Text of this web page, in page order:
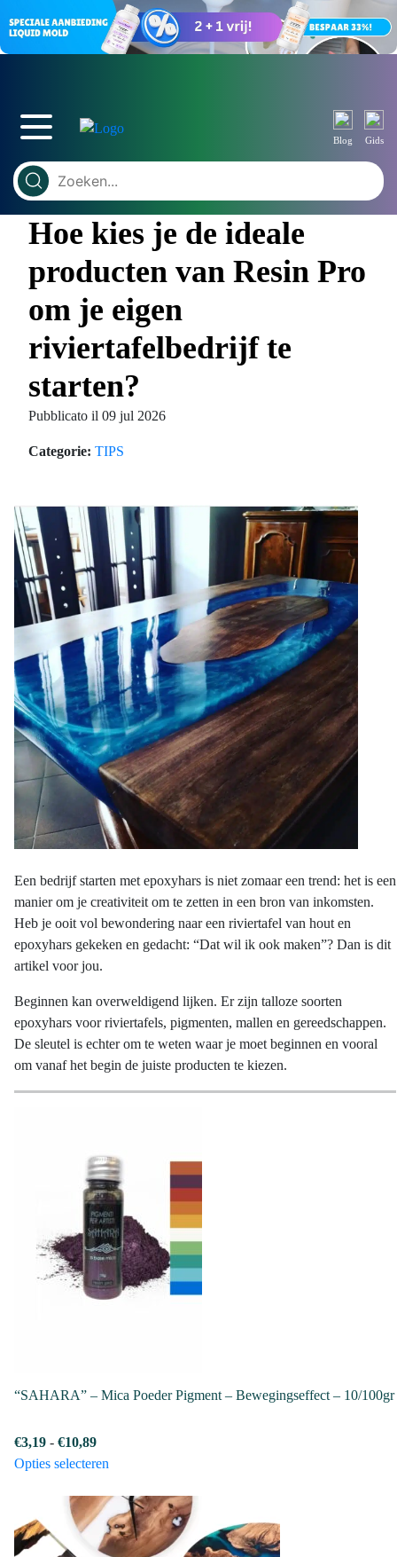
Blog Gids
Hoe kies je de ideale
producten van Resin Pro
om je eigen
riviertafelbedrijf te
starten?
Pubblicato il 09 jul 2026
Categorie: TIPS
Een bedrijf starten met epoxyhars is niet zomaar een trend: het is een
manier om je creativiteit om te zetten in een bron van inkomsten.
Heb je ooit vol bewondering naar een riviertafel van hout en
epoxyhars gekeken en gedacht: “Dat wil ik ook maken”? Dan is dit
artikel voor jou.
Beginnen kan overweldigend lijken. Er zijn talloze soorten
epoxyhars voor riviertafels, pigmenten, mallen en gereedschappen.
De sleutel is echter om te weten waar je moet beginnen en vooral
om vanaf het begin de juiste producten te kiezen.
“SAHARA” – Mica Poeder Pigment – Bewegingseffect – 10/100gr
€3,19 - €10,89Prijsklasse:
€3,19
€10,89
Opties selecteren
heeft
meerdere
variaties.